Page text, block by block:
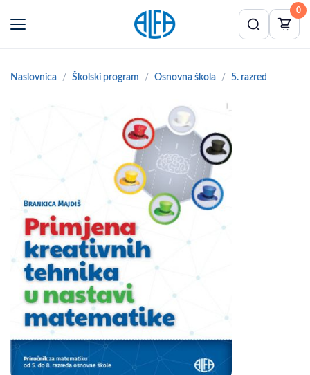
0
Naslovnica Školski program Osnovna škola 5. razred